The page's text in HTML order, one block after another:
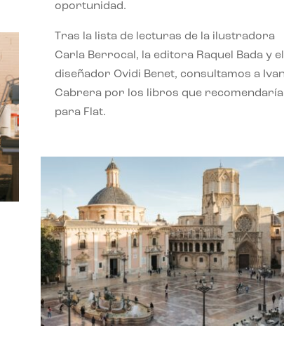
oportunidad.
Tras la lista de lecturas de la ilustradora
Carla Berrocal, la editora Raquel Bada y el
diseñador Ovidi Benet, consultamos a
Cabrera por los libros que recomendaría
para Flat.